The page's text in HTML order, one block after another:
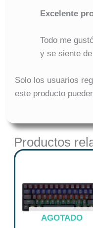
Excelente
Todo me
y se siente
Solo los usuarios
este producto
Productos
AGOTADO